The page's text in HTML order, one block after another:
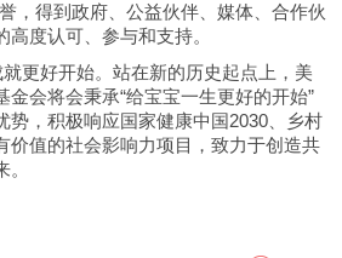
，得到政府、公益伙伴、媒体、合作伙
度认可、参与和支持。
更好开始。站在新的历史起点上，美
会将会秉承“给宝宝一生更好的开始”
势，积极响应国家健康中国2030、乡村
价值的社会影响力项目，致力于创造共